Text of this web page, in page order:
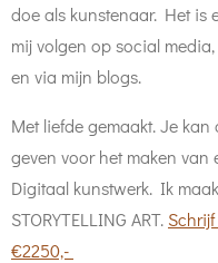
doe als kunstenaar. Het is
mij volgen op social
en via mijn blogs.
Met liefde gemaakt. Je
geven voor het maken van
Digitaal kunstwerk. Ik
STORYTELLING ART.
€2250,-